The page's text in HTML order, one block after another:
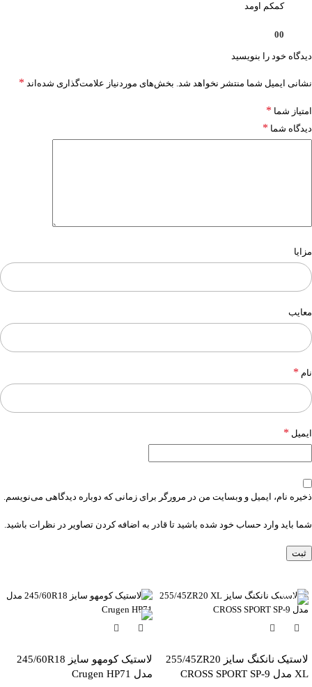
کمکم اومد
0
0
دیدگاه خود را بنویسید
نشانی ایمیل شما منتشر نخواهد شد. بخش‌های موردنیاز علامت‌گذاری شده‌اند *
امتیاز شما *
دیدگاه شما *
مزایا
معایب
نام *
ایمیل *
ذخیره نام، ایمیل و وبسایت من در مرورگر برای زمانی که دوباره دیدگاهی می‌نویسم.
شما باید وارد حساب خود شده باشید تا قادر به اضافه کردن تصاویر در نظرات باشید.
لاستیک نانکنگ سایز 255/45ZR20
XL مدل CROSS SPORT SP-9
-6%
لاستیک کومهو سایز 245/60R18
مدل Crugen HP71